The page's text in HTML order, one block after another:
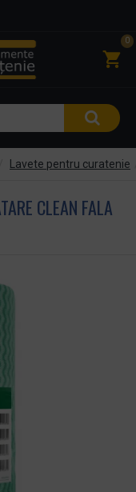
0
Lavete pentru curatenie
CLEAN FALA